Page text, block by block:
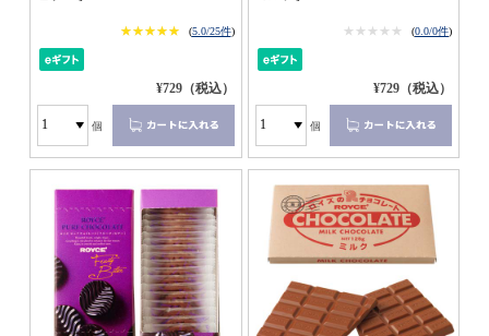
★★★★★
★★★★★ (5.0/25件)
¥729（税込）
個
★★★★★
★★★★★ (0.0/0件)
¥729（税込）
個